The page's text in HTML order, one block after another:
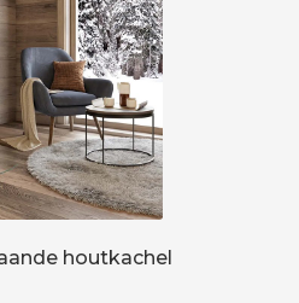
houtkachel